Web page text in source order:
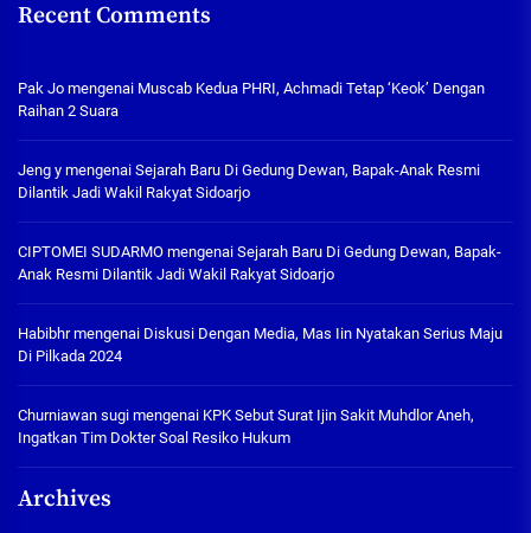
Recent Comments
Pak Jo mengenai Muscab Kedua PHRI, Achmadi Tetap ‘Keok’ Dengan
Raihan 2 Suara
Jeng y mengenai Sejarah Baru Di Gedung Dewan, Bapak-Anak Resmi
Dilantik Jadi Wakil Rakyat Sidoarjo
CIPTOMEI SUDARMO mengenai Sejarah Baru Di Gedung Dewan, Bapak-
Anak Resmi Dilantik Jadi Wakil Rakyat Sidoarjo
Habibhrmengenai Diskusi Dengan Media, Mas Iin Nyatakan Serius Maju
Di Pilkada 2024
Churniawan sugi mengenai KPK Sebut Surat Ijin Sakit Muhdlor Aneh,
Ingatkan Tim Dokter Soal Resiko Hukum
Archives